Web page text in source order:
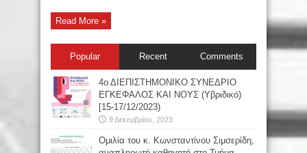
Read More »
Popular Recent Comments
4ο ΔΙΕΠΙΣΤΗΜΟΝΙΚΟ ΣΥΝΕΔΡΙΟ
ΕΓΚΕΦΑΛΟΣ ΚΑΙ ΝΟΥΣ (Υβριδικό)
[15-17/12/2023)
9 Δεκεμβρίου, 2023
Oμιλία του κ. Κωνσταντίνου Σιμσερίδη,